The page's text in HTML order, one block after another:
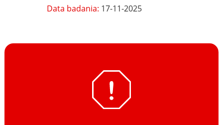
Data badania: 17-11-2025